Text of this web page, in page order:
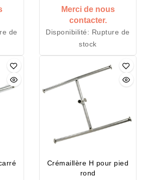
de
Merci de nous
contacter.
Disponibilité: Rupture de
stock
Crémaillère H pour pied
rond